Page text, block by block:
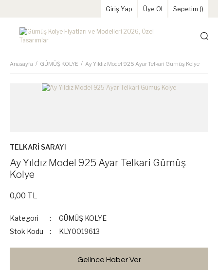
Giriş Yap Üye Ol Sepetim ()
Anasayfa GÜMÜŞ KOLYE Ay Yıldız Model 925 Ayar Telkari Gümüş Kolye
TELKARİ SARAYI
Ay Yıldız Model 925 Ayar Telkari Gümüş
Kolye
0,00 TL
Kategori
GÜMÜŞ KOLYE
Stok Kodu
KLY0019613
Gelince Haber Ver